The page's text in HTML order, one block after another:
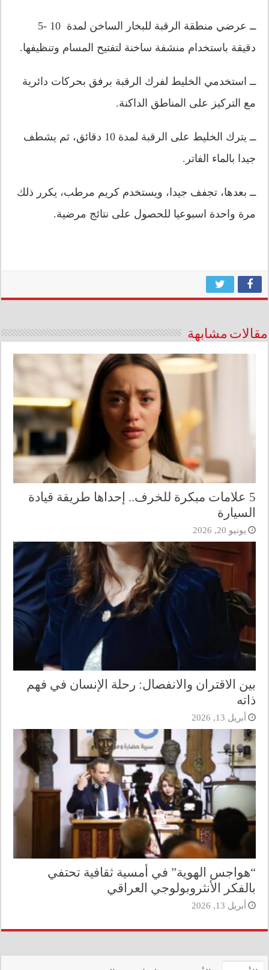
ــ عرضي منطقة الرقبة للبخار الساخن لمدة 10 -5
دقيقة باستخدام منشفة ساخنة لتفتيح المسام وتنظيفها.
ــ استخدمي الخليط لفرك الرقبة برفق بحركات دائرية
مع التركيز على المناطق الداكنة.
ــ يترك الخليط على الرقبة لمدة 10 دقائق، ثم يشطف
جيدا بالماء الفاتر.
ــ بعدها، تجفف جيدا، ويستخدم كريم مرطب، يكرر ذلك
مرة واحدة اسبوعيا للحصول على نتائج مرضية.
مقالات مشابهة
5 علامات مبكرة للخرف.. إحداها طريقة قيادة
السيارة
يونيو 20, 2026
بين الاقتران والانفصال: رحلة الإنسان في فهم
ذاته
أبريل 13, 2026
“هواجس الهوية” في أمسية ثقافية تحتفي
بالفكر الأنثروبولوجي العراقي
أبريل 13, 2026